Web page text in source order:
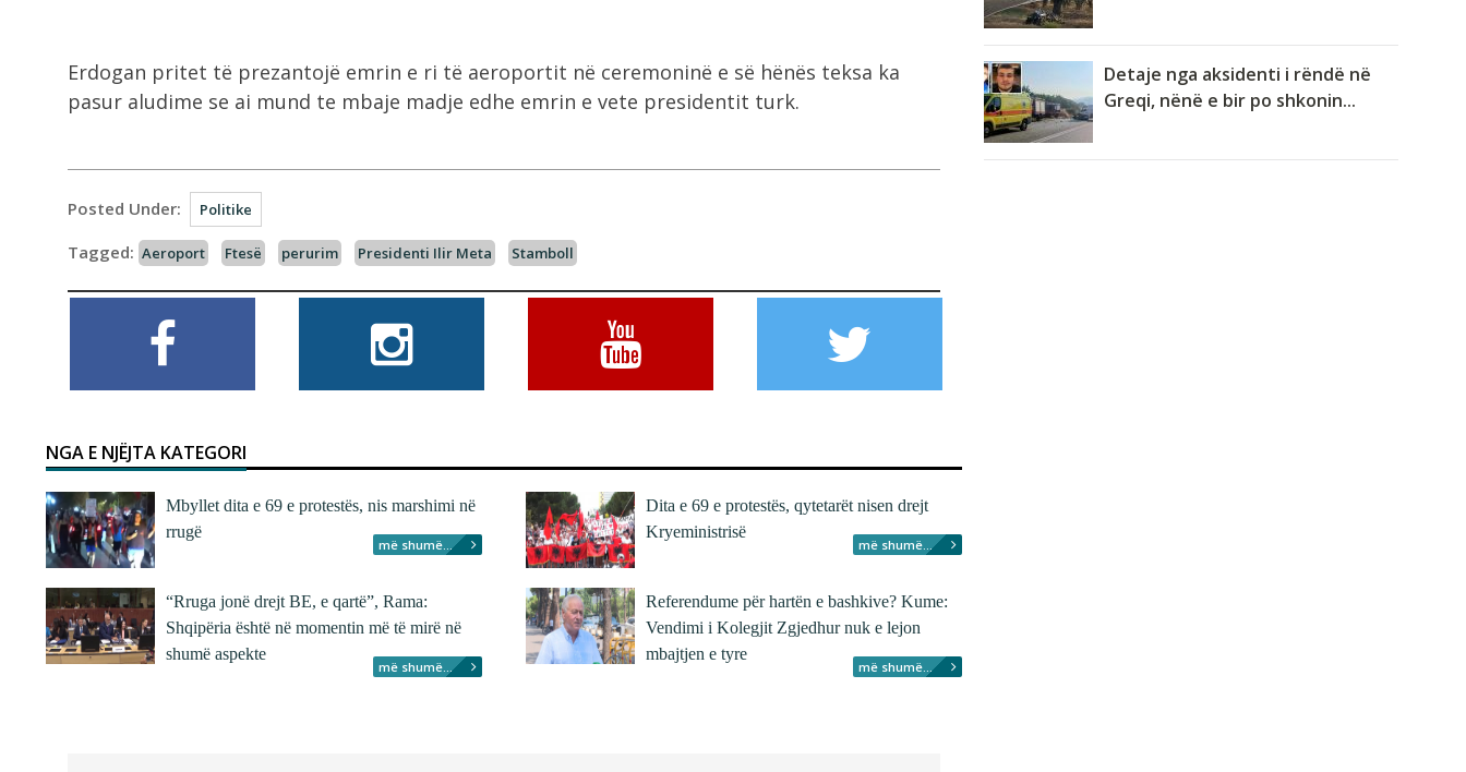
Erdogan pritet të prezantojë emrin e ri të aeroportit në ceremoninë e së hënës teksa ka
pasur aludime se ai mund te mbaje madje edhe emrin e vete presidentit turk.
Posted Under: Politike
Tagged: Aeroport Ftesë perurim Presidenti Ilir Meta Stamboll
NGA E NJËJTA KATEGORI
Mbyllet dita e 69 e protestës, nis marshimi në
rrugë
më shumë...
Dita e 69 e protestës, qytetarët nisen drejt
Kryeministrisë
më shumë...
“Rruga jonë drejt BE, e qartë”, Rama:
Shqipëria është në momentin më të mirë në
shumë aspekte
më shumë...
Referendume për hartën e bashkive? Kume:
Vendimi i Kolegjit Zgjedhur nuk e lejon
mbajtjen e tyre
më shumë...
Detaje nga aksidenti i rëndë në
Greqi, nënë e bir po shkonin...